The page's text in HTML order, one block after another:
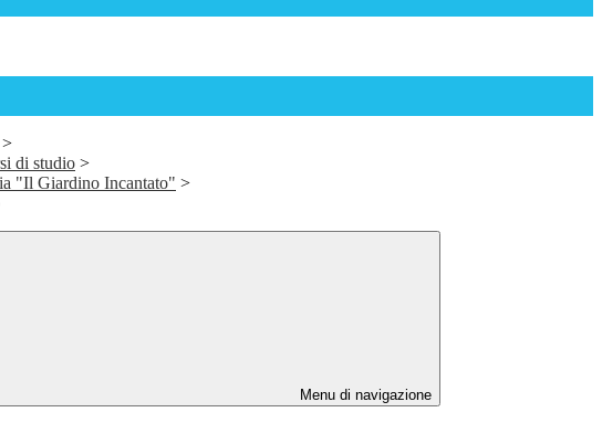
>
di studio >
"Il Giardino Incantato" >
Menu di navigazione